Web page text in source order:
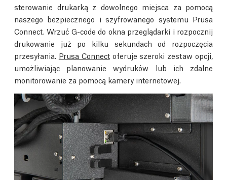
sterowanie drukarką z dowolnego miejsca za pomocą
naszego bezpiecznego i szyfrowanego systemu Prusa
Connect. Wrzuć G-code do okna przeglądarki i rozpocznij
drukowanie już po kilku sekundach od rozpoczęcia
przesyłania. Prusa Connectoferuje szeroki zestaw opcji,
umożliwiając planowanie wydruków lub ich zdalne
monitorowanie za pomocą kamery internetowej.